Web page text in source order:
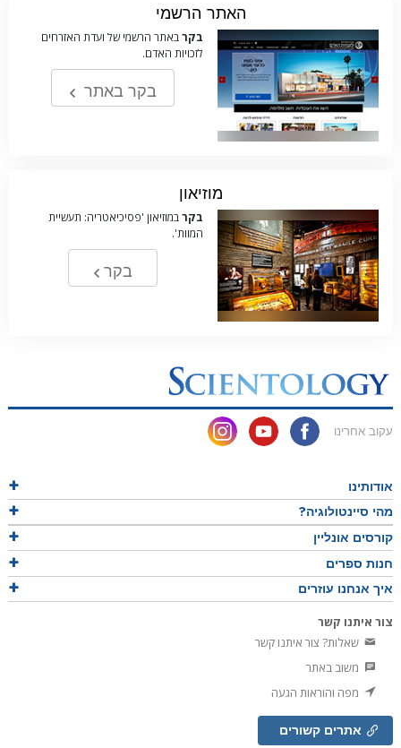
האתר הרשמי
בקרבאתר הרשמי של ועדת האזרחים
לזכויות האדם.
בקר באתר
מוזיאון
בקרבמוזיאון 'פסיכיאטריה: תעשיית
המוות'.
בקר
עקוב אחרינו
אודותינו
מהי סיינטולוגיה?
קורסים אונליין
חנות ספרים
איך אנחנו עוזרים
צור איתנו קשר
שאלות? צור איתנו קשר
משוב באתר
מפה והוראות הגעה
אתרים קשורים